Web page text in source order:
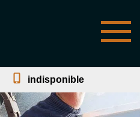
indisponible